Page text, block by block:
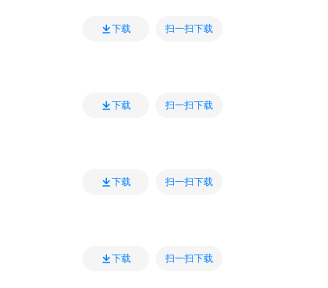
下载 扫一扫下载
下载 扫一扫下载
下载 扫一扫下载
下载 扫一扫下载